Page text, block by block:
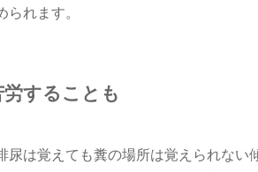
れます。
することも
尿は覚えても糞の場所は覚えられない